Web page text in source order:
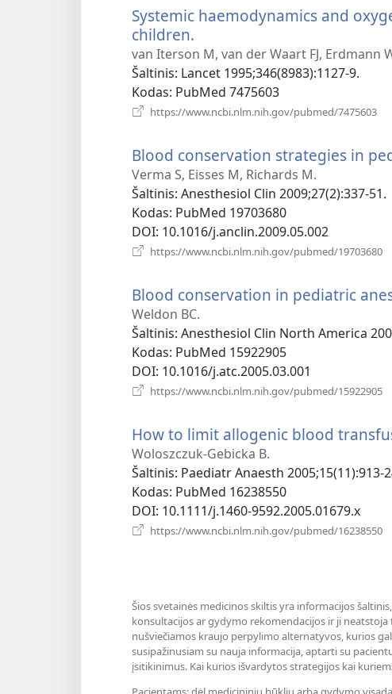
Systemic haemodynamics and
children.
naujas
langas)
van Iterson M, van der Waart FJ, Erdmann
Šaltinis‎: Lancet 1995;346(8983):1127-9.
Kodas‎: PubMed 7475603
https://www.ncbi.nlm.nih.gov/pubmed/7475603
Blood conservation strategies in
Verma S, Eisses M, Richards M.
Šaltinis‎: Anesthesiol Clin 2009;27(2):337-51.
Kodas‎: PubMed 19703680
DOI‎: 10.1016/j.anclin.2009.05.002
https://www.ncbi.nlm.nih.gov/pubmed/19703680
Blood conservation in pediatric
Weldon BC.
Šaltinis‎: Anesthesiol Clin North America
Kodas‎: PubMed 15922905
DOI‎: 10.1016/j.atc.2005.03.001
https://www.ncbi.nlm.nih.gov/pubmed/15922905
How to limit allogenic blood
Woloszczuk-Gebicka B.
Šaltinis‎: Paediatr Anaesth 2005;15(11):913-
Kodas‎: PubMed 16238550
DOI‎: 10.1111/j.1460-9592.2005.01679.x
https://www.ncbi.nlm.nih.gov/pubmed/16238550
Šios svetainės medicinos skiltis yra informacijos
konsultacijos ar gydymo rekomendacijos ir ji
nušviečiamos kraujo perpylimo alternatyvos, kurios
susipažinusiam su nauja informacija, aptarti su
įsitikinimus. Kai kurios išvardytos strategijos kai